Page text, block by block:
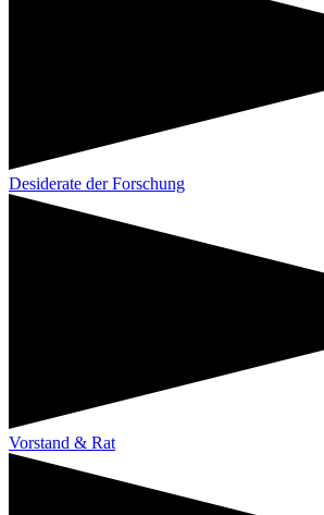
Desiderate der Forschung
Vorstand & Rat